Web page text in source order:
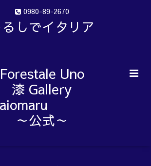
0980-89-2670
るしでイタリア
Forestale Uno
漆 Gallery
～公式～